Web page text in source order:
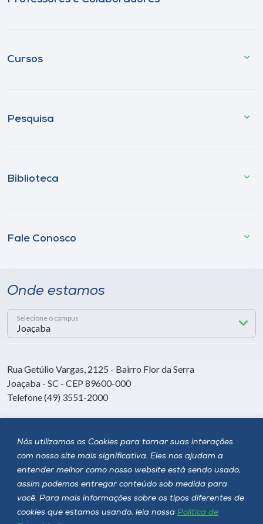
Nós utilizamos os Cookies para tornar suas interações
com nosso site mais significativa. Eles nos ajudam a
entender melhor como nosso website está sendo usado,
assim podemos entregar conteúdo sob medida para
você. Para mais informações sobre os tipos diferentes de
cookies que estamos usando, leia nossa Política de
Cursos
Pesquisa
Biblioteca
Fale Conosco
Onde estamos
Selecione o campus
Rua Getúlio Vargas, 2125 - Bairro Flor da Serra
Joaçaba - SC - CEP 89600-000
Telefone (49) 3551-2000
Siga a Unoesc